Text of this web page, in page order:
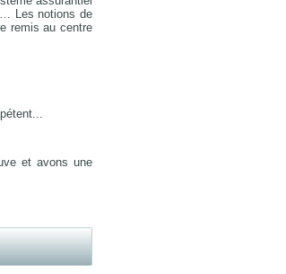
Les notions de
remis au centre
et avons une